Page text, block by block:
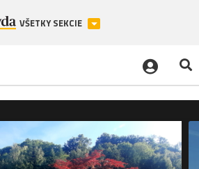
VŠETKY SEKCIE